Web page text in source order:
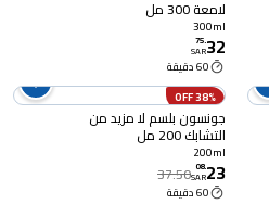
لامعة 300 مل
300ml
32
.
75
SAR
60 دقيقة
38% OFF
جونسون بلسم لا مزيد من
التشابك 200 مل
200ml
23
.
08
SAR
37.50
60 دقيقة